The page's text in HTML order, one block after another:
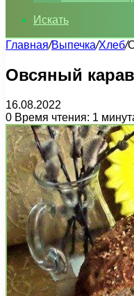
Искать
Главная/Выпечка/Хлеб/
Овсяный
16.08.2022
0 Время чтения: 1